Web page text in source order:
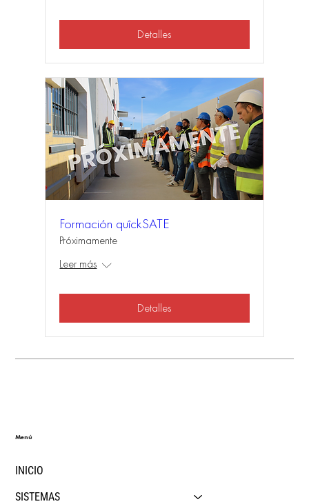
Detalles
Formación quîckSATE
Próximamente
Leer más
Detalles
INICIO
SISTEMAS
Menú